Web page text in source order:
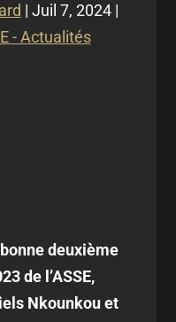
| Juil 7, 2024|
- Actualités
deuxième
de l’ASSE,
Nkounkou et